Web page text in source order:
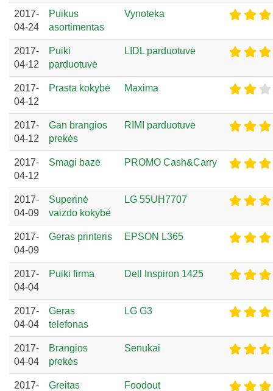
2017-
04-24
Puikus
asortimentas
Vynoteka
2017-
04-12
Puiki
parduotuvė
LIDL parduotuvė
2017-
04-12
Prasta kokybė Maxima
2017-
04-12
Gan brangios
prekės
RIMI parduotuvė
2017-
04-12
Smagi bazė PROMO Cash&Carry
2017-
04-09
Superinė
vaizdo kokybė
LG 55UH7707
2017-
04-09
Geras printeris EPSON L365
2017-
04-04
Puiki firma Dell Inspiron 1425
2017-
04-04
Geras
telefonas
LG G3
2017-
04-04
Brangios
prekės
Senukai
2017-
Greitas
Foodout